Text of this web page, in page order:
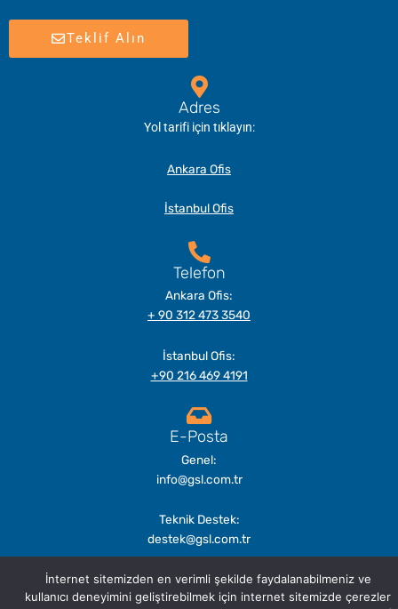
Teklif Alın
Adres
Yol tarifi için tıklayın:
Ankara Ofis
İstanbul Ofis
Telefon
Ankara Ofis:
+ 90 312 473 3540
İstanbul Ofis:
+90 216 469 4191
E-Posta
Genel:
info@gsl.com.tr
Teknik Destek:
destek@gsl.com.tr
İnternet sitemizden en verimli şekilde faydalanabilmeniz ve
kullanıcı deneyimini geliştirebilmek için internet sitemizde çerezler